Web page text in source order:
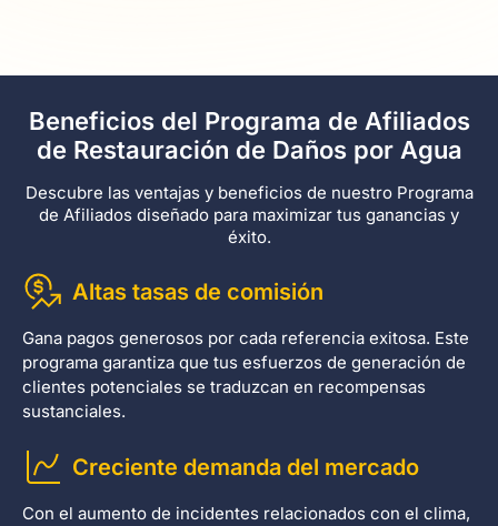
Beneficios del Programa de Afiliados
de Restauración de Daños por Agua
Descubre las ventajas y beneficios de nuestro Programa
de Afiliados diseñado para maximizar tus ganancias y
éxito.
Altas tasas de comisión
Gana pagos generosos por cada referencia exitosa. Este
programa garantiza que tus esfuerzos de generación de
clientes potenciales se traduzcan en recompensas
sustanciales.
Creciente demanda del mercado
Con el aumento de incidentes relacionados con el clima,